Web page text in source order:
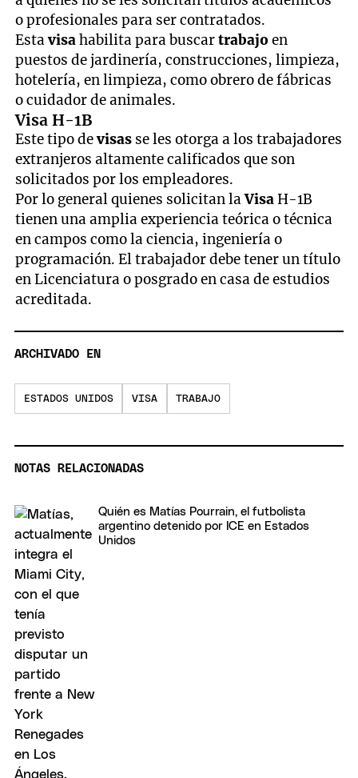
o profesionales para ser contratados.
Estavisahabilita para buscartrabajoen
puestos de jardinería, construcciones, limpieza,
hotelería, en limpieza, como obrero de fábricas
o cuidador de animales.
Visa H-1B
Este tipo devisas se les otorga a los trabajadores
extranjeros altamente calificados que son
solicitados por los empleadores.
Por lo general quienes solicitan laVisaH-1B
tienen una amplia experiencia teórica o técnica
en campos como la ciencia, ingeniería o
programación. El trabajador debe tener un título
en Licenciatura o posgrado en casa de estudios
acreditada.
ARCHIVADO EN
ESTADOS UNIDOS VISA TRABAJO
NOTAS RELACIONADAS
Quién es Matías Pourrain, el futbolista
argentino detenido por ICE en Estados
Unidos